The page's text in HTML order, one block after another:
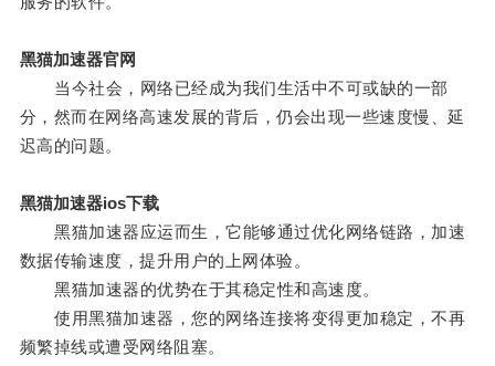
黑猫加速器官网
当今社会，网络已经成为我们生活中不可或缺的一部
分，然而在网络高速发展的背后，仍会出现一些速度慢、延
迟高的问题。
黑猫加速器ios下载
黑猫加速器应运而生，它能够通过优化网络链路，加速
数据传输速度，提升用户的上网体验。
黑猫加速器的优势在于其稳定性和高速度。
使用黑猫加速器，您的网络连接将变得更加稳定，不再
频繁掉线或遭受网络阻塞。